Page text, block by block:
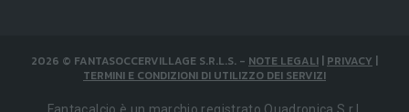
2026 © FANTASOCCERVILLAGE S.R.L.S. - NOTE LEGALI | PRIVACY |
TERMINI E CONDIZIONI DI UTILIZZO DEI SERVIZI